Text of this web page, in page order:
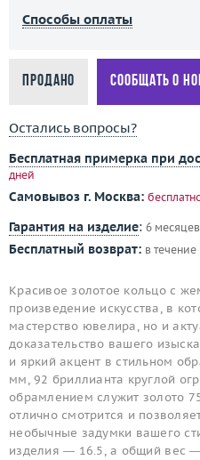
Способы оплаты
Продано Сообщать о
Остались вопросы?
Бесплатная примерка при
дней
Самовывоз г. Москва:
Гарантия на изделие: 6 месяцев
Бесплатный возврат: в течение
Красивое золотое кольцо с
произведение искусства, в
мастерство ювелира, но и
доказательство вашего
и яркий акцент в стильном
мм, 92 бриллианта круглой
обрамлением служит золото
отлично смотрится и
необычные задумки вашего
изделия — 16.5, а общий вес